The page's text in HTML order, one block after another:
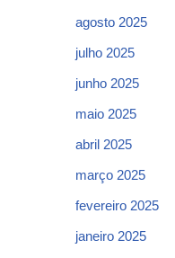
agosto 2025
julho 2025
junho 2025
maio 2025
abril 2025
março 2025
fevereiro 2025
janeiro 2025